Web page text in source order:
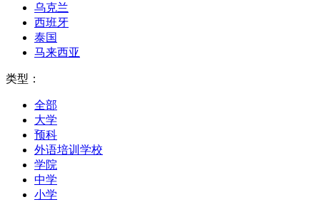
乌克兰
西班牙
泰国
马来西亚
类型：
全部
大学
预科
外语培训学校
学院
中学
小学